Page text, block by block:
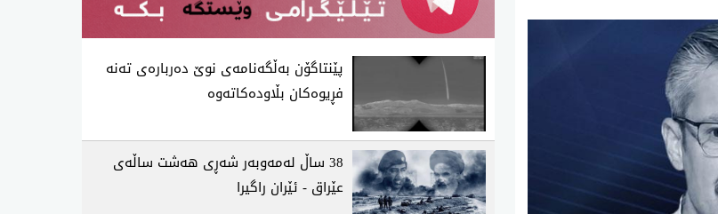
پێنتاگۆن به‌ڵگه‌نامه‌ی‌ نوێ ده‌رباره‌ی‌ ته‌نه‌
فڕیوه‌كان بڵاوده‌كاته‌وه‌
38 ساڵ‌ له‌مه‌وبه‌ر شه‌ڕی‌ هه‌شت ساڵه‌ی‌
عێراق - ئێران راگیرا